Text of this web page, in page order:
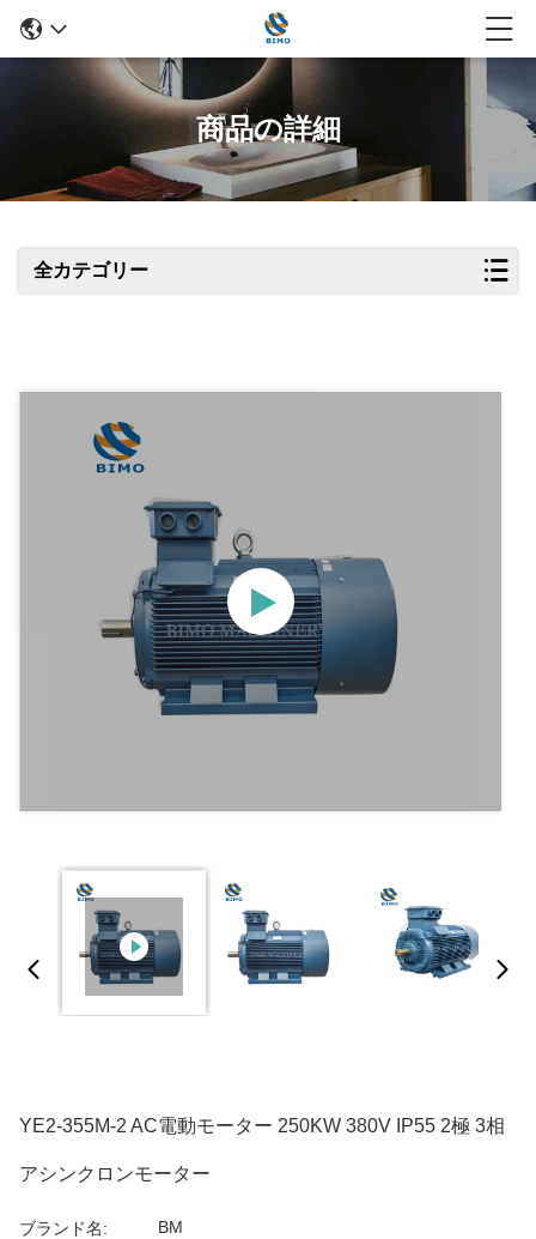
商品の詳細
全カテゴリー
YE2-355M-2 AC電動モーター 250KW 380V IP55 2極 3相
アシンクロンモーター
ブランド名: BM